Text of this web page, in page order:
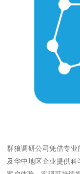
群狼调研公司凭借专
及华中地区企业提供